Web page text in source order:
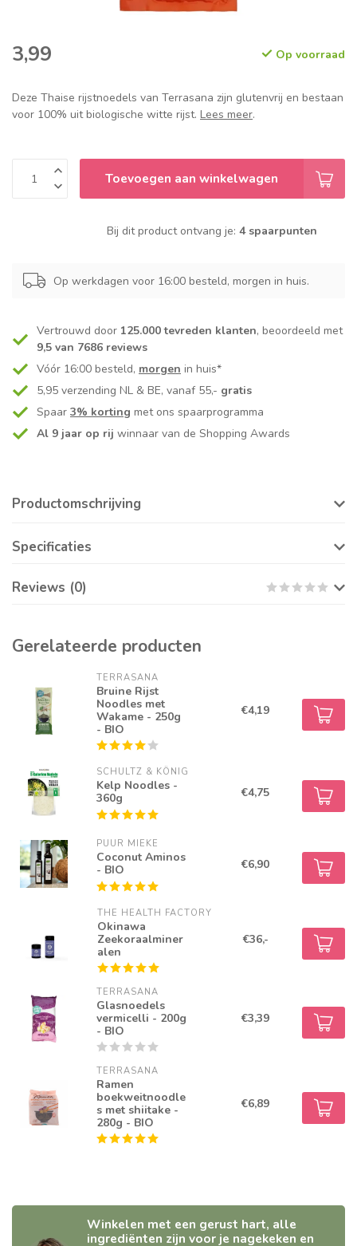
3,99 Op voorraad
Deze Thaise rijstnoedels van Terrasana zijn glutenvrij en bestaan
voor 100% uit biologische witte rijst. Lees meer.
Toevoegen aan winkelwagen
Bij dit product ontvang je: 4 spaarpunten
Op werkdagen voor 16:00 besteld, morgen in huis.
Vertrouwd door 125.000 tevreden klanten, beoordeeld met
9,5 van 7686 reviews
Vóór 16:00 besteld, morgen in huis*
5,95 verzending NL & BE, vanaf 55,- gratis
Spaar 3% korting met ons spaarprogramma
Al 9 jaar op rij winnaar van de Shopping Awards
Productomschrijving
Specificaties
Reviews (0)
Gerelateerde producten
TERRASANA
Bruine Rijst
Noodles met
Wakame - 250g
- BIO
€4,19
SCHULTZ & KÖNIG
Kelp Noodles -
360g
€4,75
PUUR MIEKE
Coconut Aminos
- BIO
€6,90
THE HEALTH FACTORY
Okinawa
Zeekoraalminer
alen
€36,-
TERRASANA
Glasnoedels
vermicelli - 200g
- BIO
€3,39
TERRASANA
Ramen
boekweitnoodle
s met shiitake -
280g - BIO
€6,89
Winkelen met een gerust hart, alle
ingrediënten zijn voor je nagekeken en